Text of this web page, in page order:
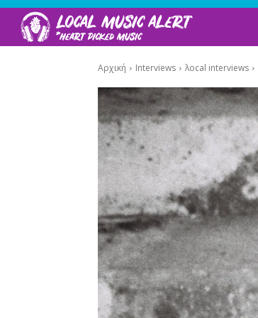
Αρχική Interviews λocal interviews